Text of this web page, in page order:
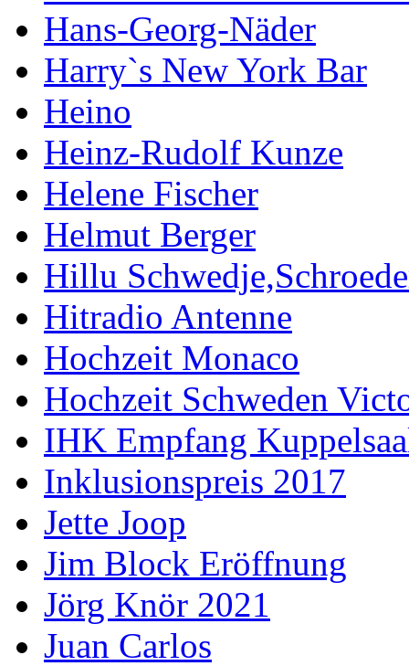
Hans-Georg-Näder
Harry`s New York Bar
Heino
Heinz-Rudolf Kunze
Helene Fischer
Helmut Berger
Hillu
Hitradio Antenne
Hochzeit Monaco
Hochzeit Schweden
IHK Empfang
Inklusionspreis 2017
Jette Joop
Jim Block Eröffnung
Jörg Knör 2021
Juan Carlos